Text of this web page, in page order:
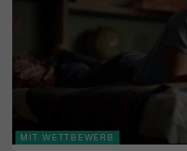
MIT WETTBEWERB